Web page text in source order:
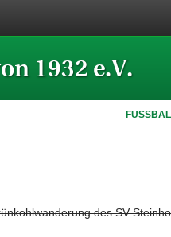
1932 e.V.
FUSSBALL
des SV